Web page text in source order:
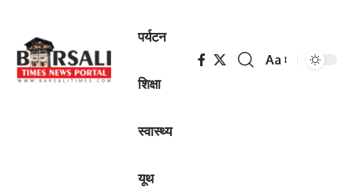
पर्यटन
शिक्षा
स्वास्थ्य
यूथ
Font
Aa